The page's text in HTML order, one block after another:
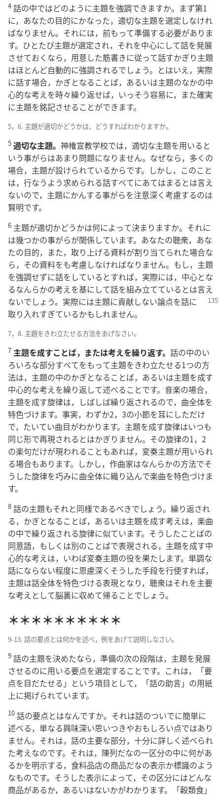
4 話の中ではどのように主題を強調できますか。まず第1
に，あなたの目的にかなった，適切な主題を選定しなけれ
ばなりません。それには，前もって準備する必要がありま
す。ひとたび主題が選定され，それを中心にして話を発展
させておくなら，用意した筋書きに従って話すかぎり主題
はほとんど自動的に強調されるでしょう。とはいえ，実際
に話す場合，かぎとなることば，あるいは主題のなかの中
心的な考えを時々繰り返せば，いっそう容易に，また確実
に主題を銘記させることができます。
5，6. 主題が適切かどうかは，どうすればわかりますか。
5 適切な主題。 神権宣教学校では，適切な主題を用いると
いう事がらはあまり問題になりません。なぜなら，多くの
場合，主題が設けられているからです。しかし，このこと
は，行なうよう求められる話すべてにあてはまるとは言え
ないので，主題にかんする事がらを注意深く考慮するのは
賢明です。
6 主題が適切かどうかは何によって決まりますか。それに
は幾つかの事がらが関係しています。あなたの聴衆，あな
たの目的，また，取り上げる資料が割り当てられた場合な
ら，その資料をも考慮しなければなりません。もし，主題
を強調せずに話をしているとすれば，実際には，中心とな
るなんらかの考えを基にして話を組み立てているとは言え
ないでしょ う。実際には主題に貢献しない論点を話に
取り入れすぎているかもしれません。
7，8. 主題をきわ立たせる方法をあげなさい。
7 主題を成すことば，または考えを繰り返す。 話の中のい
ろいろな部分すべてをもって主題をきわ立たせる1つの方
法は，主題の中のかぎとなることば，あるいは主題を成す
中心的な考えを繰り返して述べることです。音楽の場合，
主題を成す旋律は，しばしば繰り返されるので，曲全体を
特色づけます。事実，わずか2，3の小節を耳にしただけ
で，たいてい曲目がわかります。主題を成す旋律はいつも
同じ形で再現されるとはかぎりません。その旋律の1，2
の楽句だけが現われることもあれば，変奏主題が用いられ
る場合もあります。しかし，作曲家はなんらかの方法でそ
うした旋律を巧みに曲全体に織り込んで楽曲を特色づけま
す。
8 話の主題もそれと同様であるべきでしょう。繰り返され
る，かぎとなることば，あるいは主題を成す考えは，楽曲
の中で繰り返される旋律に似ています。そうしたことばの
同意語，もしくは別のことばで表現される，主題を成す中
心的な考えは，いわば変奏主題の役を果たします。単調な
話にならない程度に思慮深くそうした手段を行使すれば，
主題は話全体を特色づける表現となり，聴衆はそれを主要
な考えとして脳裏に収めて帰ることでしょう。
＊＊＊＊＊＊＊＊＊＊
9-13. 話の要点とは何かを述べ，例をあげて説明しなさい。
9 話の主題を決めたなら，準備の次の段階は，主題を発展
させるのに用いる要点を選定することです。これは，「要
点を目だたせる」という項目として，「話の助言」の用紙
上に掲げられています。
10 話の要点とはなんですか。それは話のついでに簡単に
述べる，単なる興味深い思いつきやおもしろい点ではあり
ません。それは，話の主要な部分，十分に詳しく述べられ
た考えなのです。それは，陳列だなの一区分の中に何があ
るかを明示する，食料品店の商品だなの表示か標識のよう
なものです。そうした表示によって，その区分にはどんな
商品があるか，あるいはないかがわかります。「穀類食」